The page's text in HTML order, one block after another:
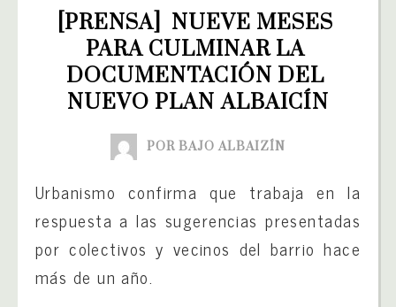
[PRENSA]  NUEVE MESES
PARA CULMINAR LA
DOCUMENTACIÓN DEL
NUEVO PLAN ALBAICÍN
POR BAJO ALBAIZÍN
Urbanismo confirma que trabaja en la
respuesta a las sugerencias presentadas
por colectivos y vecinos del barrio hace
más de un año.